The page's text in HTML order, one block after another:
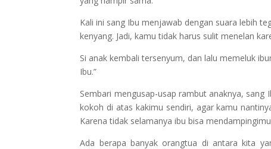
Kali ini sang Ibu menjawab dengan suara lebih
kenyang. Jadi, kamu tidak harus sulit menelan
Si anak kembali tersenyum, dan lalu memeluk
Ibu.”
Sembari mengusap-usap rambut anaknya, sang
kokoh di atas kakimu sendiri, agar kamu
Karena tidak selamanya ibu bisa
Ada berapa banyak orangtua di antara kita